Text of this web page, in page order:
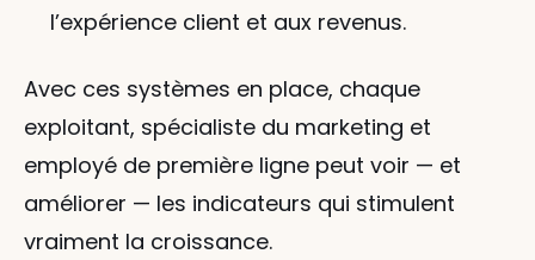
l’expérience client et aux revenus.
Avec ces systèmes en place, chaque
exploitant, spécialiste du marketing et
employé de première ligne peut voir — et
améliorer — les indicateurs qui stimulent
vraiment la croissance.